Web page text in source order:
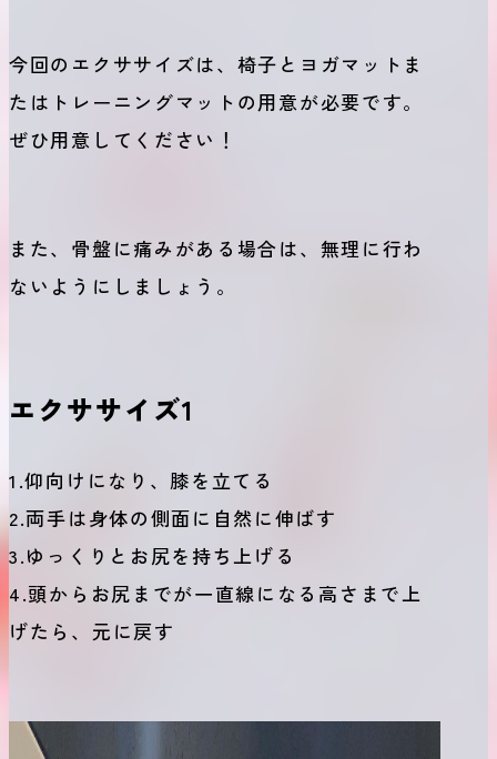
今回のエクササイズは、椅子とヨガマットま
たはトレーニングマットの用意が必要です。
ぜひ用意してください！
また、骨盤に痛みがある場合は、無理に行わ
ないようにしましょう。
エクササイズ1
1.仰向けになり、膝を立てる
2.両手は身体の側面に自然に伸ばす
3.ゆっくりとお尻を持ち上げる
4.頭からお尻までが一直線になる高さまで上
げたら、元に戻す